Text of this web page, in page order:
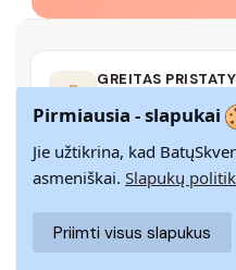
GREITAS
14 DIENŲ
Paprastas
grąžinimo garantija
Pirmiausia - slapukai
Jie užtikrina, kad
asmeniškai. Slapukų
Priimti visus slapukus